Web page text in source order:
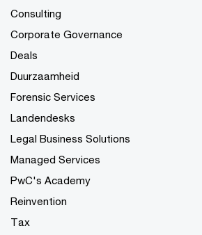
Consulting
Corporate Governance
Deals
Duurzaamheid
Forensic Services
Landendesks
Legal Business Solutions
Managed Services
PwC's Academy
Reinvention
Tax